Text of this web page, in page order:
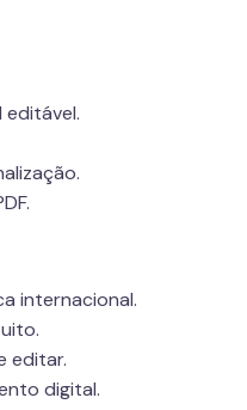
editável.
internacional.
editar.
digital.